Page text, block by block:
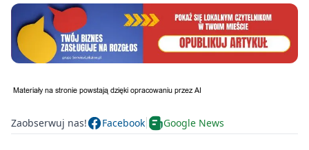
Zaobserwuj nas! Facebook Google News